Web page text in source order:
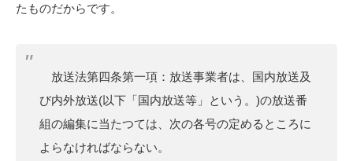
たものだからです。
放送法第四条第一項：放送事業者は、国内放送及
び内外放送(以下「国内放送等」という。)の放送番
組の編集に当たつては、次の各号の定めるところに
よらなければならない。